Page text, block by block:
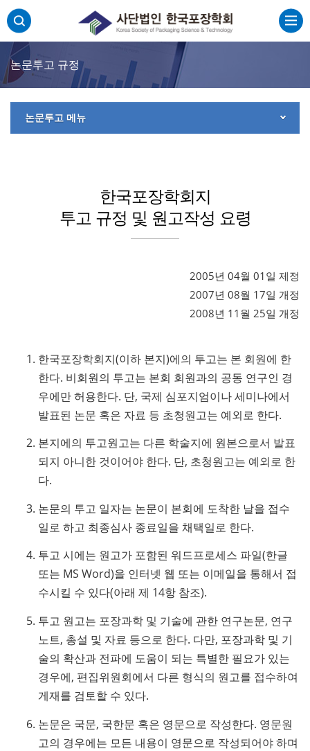
논문투고 규정
논문투고 메뉴
한국포장학회지
투고 규정 및 원고작성 요령
2005년 04월 01일 제정
2007년 08월 17일 개정
2008년 11월 25일 개정
한국포장학회지(이하 본지)에의 투고는 본 회원에 한
한다. 비회원의 투고는 본회 회원과의 공동 연구인 경
우에만 허용한다. 단, 국제 심포지엄이나 세미나에서
발표된 논문 혹은 자료 등 초청원고는 예외로 한다.
본지에의 투고원고는 다른 학술지에 원본으로서 발표
되지 아니한 것이어야 한다. 단, 초청원고는 예외로 한
다.
논문의 투고 일자는 논문이 본회에 도착한 날을 접수
일로 하고 최종심사 종료일을 채택일로 한다.
투고 시에는 원고가 포함된 워드프로세스 파일(한글
또는 MS Word)을 인터넷 웹 또는 이메일을 통해서 접
수시킬 수 있다(아래 제 14항 참조).
투고 원고는 포장과학 및 기술에 관한 연구논문, 연구
노트, 총설 및 자료 등으로 한다. 다만, 포장과학 및 기
술의 확산과 전파에 도움이 되는 특별한 필요가 있는
경우에, 편집위원회에서 다른 형식의 원고를 접수하여
게재를 검토할 수 있다.
논문은 국문, 국한문 혹은 영문으로 작성한다. 영문원
고의 경우에는 모든 내용이 영문으로 작성되어야 하며